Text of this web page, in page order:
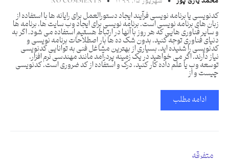
کدنویسی یا برنامه نویسی فرآیند ایجاد دستورالعمل برای رایانه ها با استفاده از
زبان های برنامه نویسی است. برنامه نویسی برای ایجاد وب سایت ها، برنامه ها
و سایر فناوری هایی که هر روز با آنها در ارتباط هستیم استفاده می شود. اگر به
دنیای فناوری توجه کنید، بدون شک ده ها بار اصطلاحات برنامه نویسی و
کدنویسی را شنیده اید. بسیاری از بهترین مشاغل فنی به توانایی کدنویسی
نیاز دارند. اگر می خواهید در یک زمینه پردرآمد مانند مهندسی نرم افزار،
توسعه وب یا علم داده کار کنید، درک و استفاده از کد ضروری است. کدنویسی
چیست و از
ادامه مطلب
متفرقه